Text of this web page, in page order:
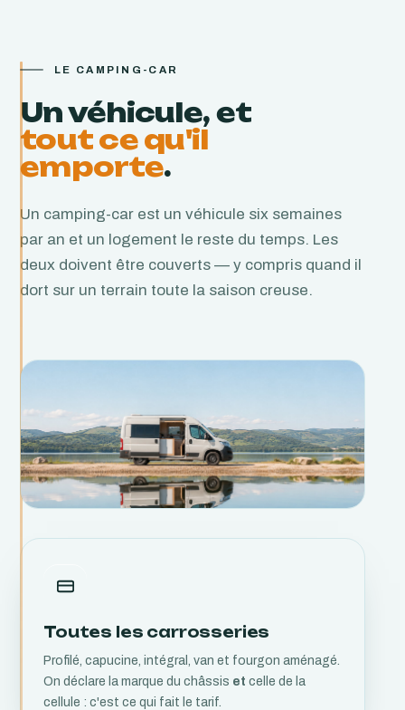
LE CAMPING-CAR
Un véhicule, et
tout ce qu'il
emporte.
Un camping-car est un véhicule six semaines
par an et un logement le reste du temps. Les
deux doivent être couverts — y compris quand il
dort sur un terrain toute la saison creuse.
Toutes les carrosseries
Profilé, capucine, intégral, van et fourgon aménagé.
On déclare la marque du châssis et celle de la
cellule : c'est ce qui fait le tarif.